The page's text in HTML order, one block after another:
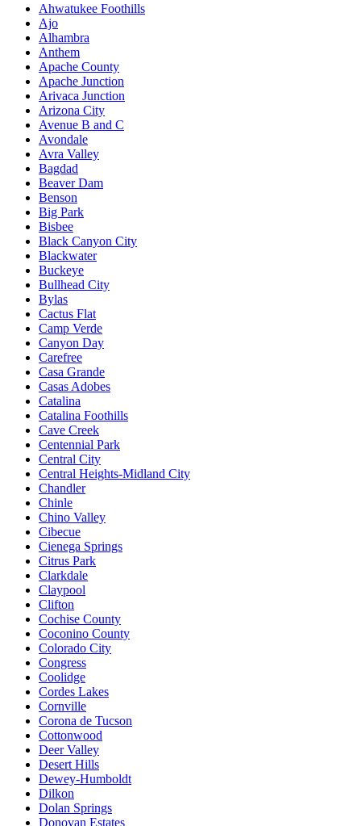
Ahwatukee Foothills
Ajo
Alhambra
Anthem
Apache County
Apache Junction
Arivaca Junction
Arizona City
Avenue B and C
Avondale
Avra Valley
Bagdad
Beaver Dam
Benson
Big Park
Bisbee
Black Canyon City
Blackwater
Buckeye
Bullhead City
Bylas
Cactus Flat
Camp Verde
Canyon Day
Carefree
Casa Grande
Casas Adobes
Catalina
Catalina Foothills
Cave Creek
Centennial Park
Central City
Central Heights-Midland City
Chandler
Chinle
Chino Valley
Cibecue
Cienega Springs
Citrus Park
Clarkdale
Claypool
Clifton
Cochise County
Coconino County
Colorado City
Congress
Coolidge
Cordes Lakes
Cornville
Corona de Tucson
Cottonwood
Deer Valley
Desert Hills
Dewey-Humboldt
Dilkon
Dolan Springs
Donovan Estates